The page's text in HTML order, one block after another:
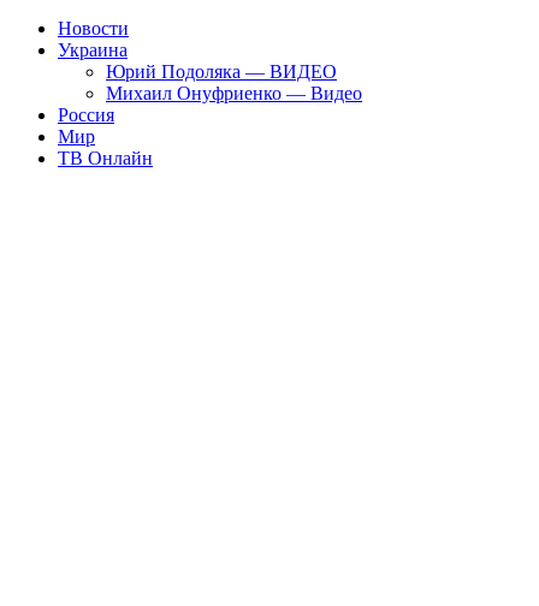
Новости
Украина
Юрий Подоляка — ВИДЕО
Михаил Онуфриенко — Видео
Россия
Мир
ТВ Онлайн